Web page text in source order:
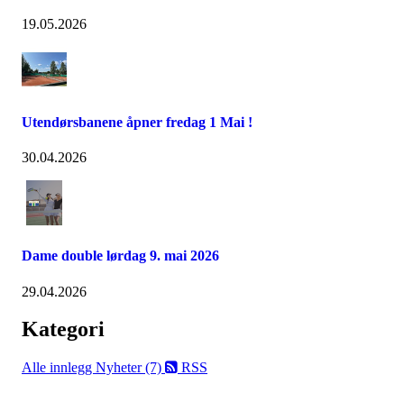
19.05.2026
Utendørsbanene åpner fredag 1 Mai !
30.04.2026
Dame double lørdag 9. mai 2026
29.04.2026
Kategori
Alle innlegg Nyheter (7) RSS